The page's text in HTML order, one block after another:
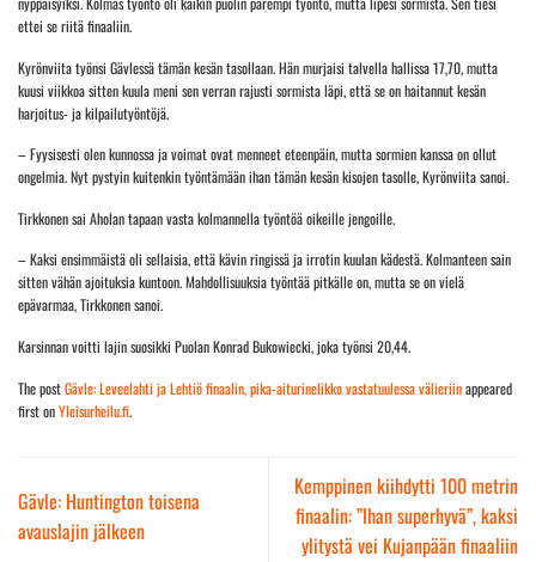
ettei se riitä finaaliin.
Kyrönviita työnsi Gävlessä tämän kesän tasollaan. Hän murjaisi talvella hallissa 17,70, mutta
kuusi viikkoa sitten kuula meni sen verran rajusti sormista läpi, että se on haitannut kesän
harjoitus- ja kilpailutyöntöjä.
– Fyysisesti olen kunnossa ja voimat ovat menneet eteenpäin, mutta sormien kanssa on ollut
ongelmia. Nyt pystyin kuitenkin työntämään ihan tämän kesän kisojen tasolle, Kyrönviita sanoi.
Tirkkonen sai Aholan tapaan vasta kolmannella työntöä oikeille jengoille.
– Kaksi ensimmäistä oli sellaisia, että kävin ringissä ja irrotin kuulan kädestä. Kolmanteen sain
sitten vähän ajoituksia kuntoon. Mahdollisuuksia työntää pitkälle on, mutta se on vielä
epävarmaa, Tirkkonen sanoi.
Karsinnan voitti lajin suosikki Puolan Konrad Bukowiecki, joka työnsi 20,44.
The postGävle: Leveelahti ja Lehtiö finaalin, pika-aiturinelikko vastatuulessa välieriinappeared
first onYleisurheilu.fi.
Gävle: Huntington toisena
avauslajin jälkeen
Kemppinen kiihdytti 100 metrin
finaalin: ”Ihan superhyvä”, kaksi
ylitystä vei Kujanpään finaaliin